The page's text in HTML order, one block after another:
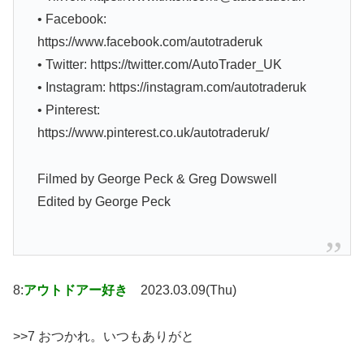
• Facebook:
https://www.facebook.com/autotraderuk
• Twitter: https://twitter.com/AutoTrader_UK
• Instagram: https://instagram.com/autotraderuk
• Pinterest:
https://www.pinterest.co.uk/autotraderuk/
Filmed by George Peck & Greg Dowswell
Edited by George Peck
8:アウトドアー好き 2023.03.09(Thu)
>>7 おつかれ。いつもありがと